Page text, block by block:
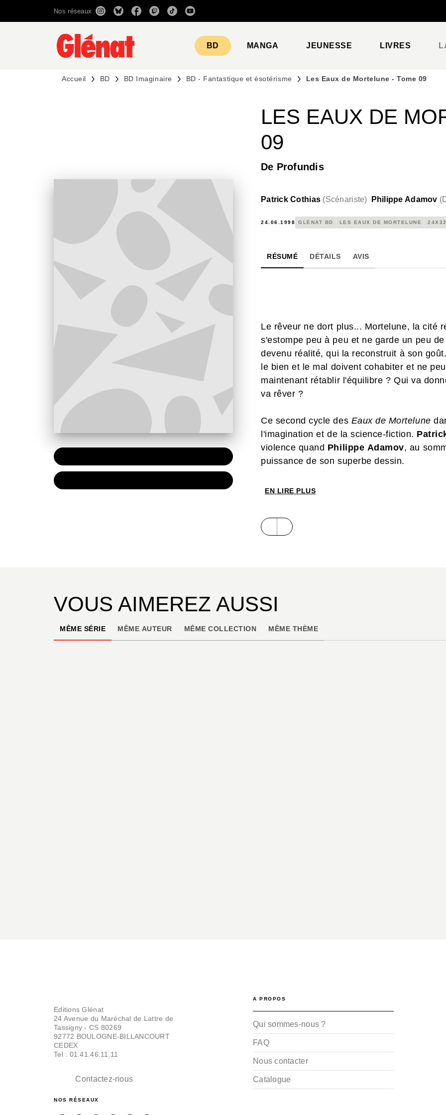
RECHERCHE CONTENU
Nos réseaux
BD MANGA JEUNESSE LIVRES
Accueil BD BD Imaginaire BD - Fantastique et ésotérisme Les Eaux de Mortelune - Tome 09
LES EAUX DE
09
De Profundis
Patrick Cothias (Scénariste) Philippe Adamov (
24.06.1998 GLÉNAT BD LES EAUX DE MORTELUNE 24X32
RÉSUMÉ DÉTAILS AVIS
Le rêveur ne dort plus... Mortelune, la cité
s'estompe peu à peu et ne garde un peu
devenu réalité, qui la reconstruit à son
le bien et le mal doivent cohabiter et ne
maintenant rétablir l'équilibre ? Qui va
va rêver ?
Ce second cycle des Eaux de Mortelune
l'imagination et de la science-fiction.
violence quand Philippe Adamov, au
puissance de son superbe dessin.
EN LIRE PLUS
VOUS AIMEREZ AUSSI
MÊME SÉRIE MÊME AUTEUR MÊME COLLECTION MÊME THÈME
Editions Glénat
24 Avenue du Maréchal de Lattre de
Tassigny - CS 80269
92772 BOULOGNE-BILLANCOURT
CEDEX
Tel : 01.41.46.11.11
Contactez-nous
NOS RÉSEAUX
A PROPOS
Qui sommes-nous ?
FAQ
Nous contacter
Catalogue